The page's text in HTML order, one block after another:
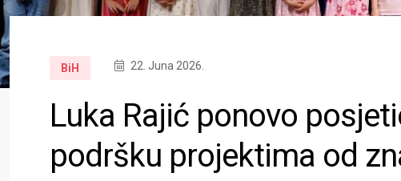
BiH 22. Juna 2026.
Luka Rajić ponovo
podršku projektima od